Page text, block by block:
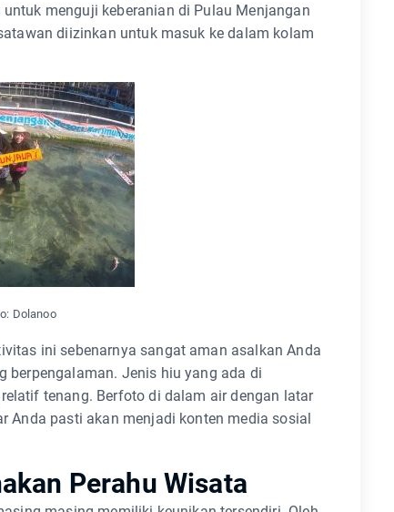
menguji keberanian di Pulau Menjangan
diizinkan untuk masuk ke dalam kolam
Dolanoo
ini sebenarnya sangat aman asalkan Anda
berpengalaman. Jenis hiu yang ada di
tenang. Berfoto di dalam air dengan latar
Anda pasti akan menjadi konten media sosial
Perahu Wisata